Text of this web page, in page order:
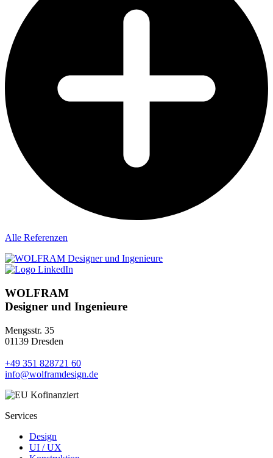
Alle Referenzen
WOLFRAM
Designer und Ingenieure
Mengsstr. 35
01139 Dresden
+49 351 828721 60
info@wolframdesign.de
Services
Design
UI / UX